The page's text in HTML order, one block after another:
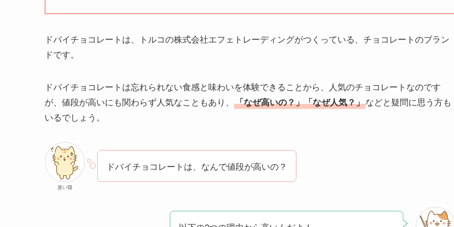
ドバイチョコレートは、トルコの株式会社エフェトレーディングがつくっている、チョコレートのブラン
ドです。
ドバイチョコレートは忘れられない食感と味わいを体験できることから、人気のチョコレートなのです
が、値段が高いにも関わらず人気なこともあり、
「なぜ高いの？」「なぜ人気？」などと疑問に思う方も
いるでしょう。
迷い猫
ドバイチョコレートは、なんで値段が高いの？